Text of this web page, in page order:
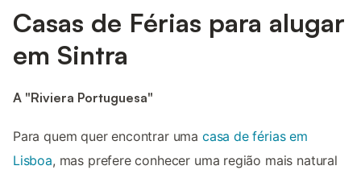
Casas de Férias para alugar
em Sintra
A "Riviera Portuguesa"
Para quem quer encontrar uma casa de férias em
Lisboa, mas prefere conhecer uma região mais natural